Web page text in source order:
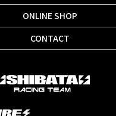
ONLINE SHOP
CONTACT